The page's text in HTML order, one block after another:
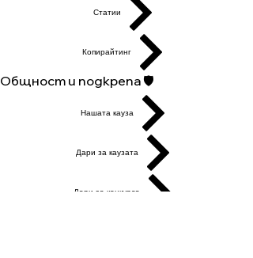
Статии
Копирайтинг
Общност и подкрепа 🛡️
Нашата кауза
Дари за каузата
Дари за конкурса